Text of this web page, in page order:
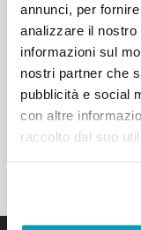
annunci, per
analizzare il
informazioni sul
nostri partner che
pubblicità e social
con altre
raccolto dal suo